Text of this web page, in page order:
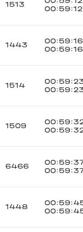
1513
00:59:12
1443
00:59:16
00:59:16
1514
1509
6466
1448